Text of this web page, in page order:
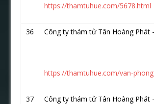
https://thamtuhue.com/5678.html
36 Công ty thám tử Tân Hoàng Phát
https://thamtuhue.com/van-
37 Công ty thám tử Tân Hoàng